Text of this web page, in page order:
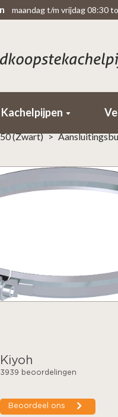
maandag t/m vrijdag 08:30
Kachelpijpen
(Zwart) >